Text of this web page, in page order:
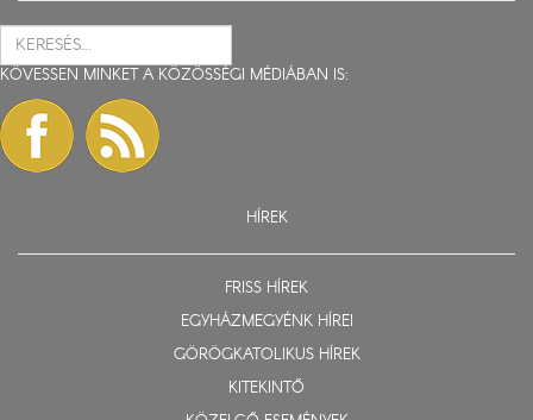
KÖVESSEN MINKET A KÖZÖSSÉGI MÉDIÁBAN IS:
HÍREK
FRISS HÍREK
EGYHÁZMEGYÉNK HÍREI
GÖRÖGKATOLIKUS HÍREK
KITEKINTŐ